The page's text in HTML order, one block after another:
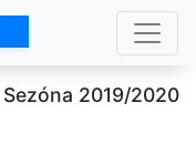
Sezóna 2019/2020